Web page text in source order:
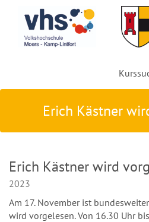
Erich Kästner
Erich Kästner wird
2023
Am 17. November ist
wird vorgelesen. Von 16.30 Uhr